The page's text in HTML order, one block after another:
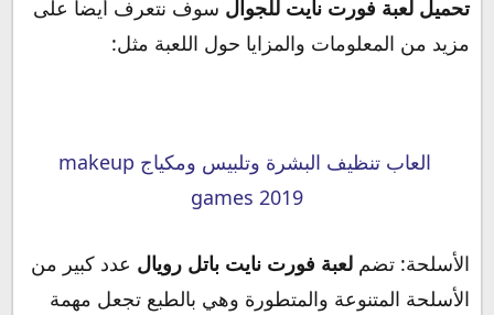
تحميل لعبة فورت نايت للجوال سوف نتعرف أيضاً على
مزيد من المعلومات والمزايا حول اللعبة مثل:
العاب تنظيف البشرة وتلبيس ومكياج makeup
games 2019
الأسلحة: تضم لعبة فورت نايت باتل رويال عدد كبير من
الأسلحة المتنوعة والمتطورة وهي بالطبع تجعل مهمة